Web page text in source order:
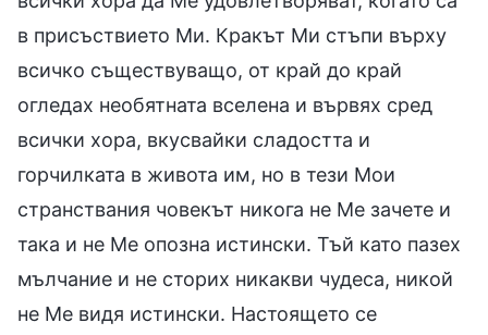
в присъствието Ми. Кракът Ми стъпи върху
всичко съществуващо, от край до край
огледах необятната вселена и вървях сред
всички хора, вкусвайки сладостта и
горчилката в живота им, но в тези Мои
странствания човекът никога не Ме зачете и
така и не Ме опозна истински. Тъй като пазех
мълчание и не сторих никакви чудеса, никой
не Ме видя истински. Настоящето се